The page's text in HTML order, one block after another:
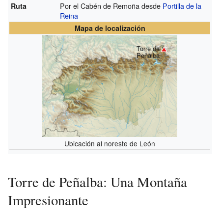
Ruta Por el Cabén de Remoña desde Portilla de la
Reina
Mapa de localización
Torre de
Peñalba
Ubicación al noreste de León
Torre de Peñalba: Una Montaña
Impresionante